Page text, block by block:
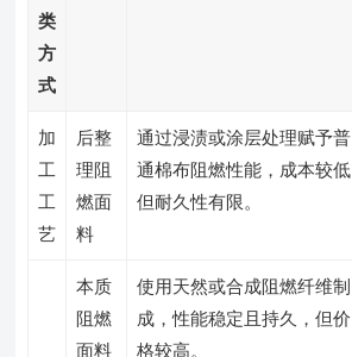
类
方
式
加
工
工
艺
后整
理阻
燃面
料
通过浸渍或涂层处理赋予普
通棉布阻燃性能，成本较低
但耐久性有限。
本质
阻燃
面料
使用天然或合成阻燃纤维制
成，性能稳定且持久，但价
格较高。